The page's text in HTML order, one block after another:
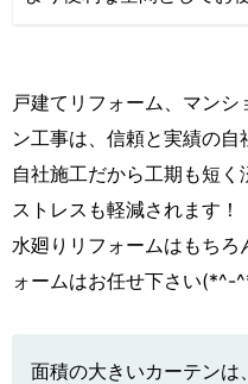
戸建てリフォーム、マン
ン工事は、信頼と実績の自
自社施工だから工期も短
ストレスも軽減されます！
水廻りリフォームはもち
ォームはお任せ下さい(*^-
面積の大きいカーテンは